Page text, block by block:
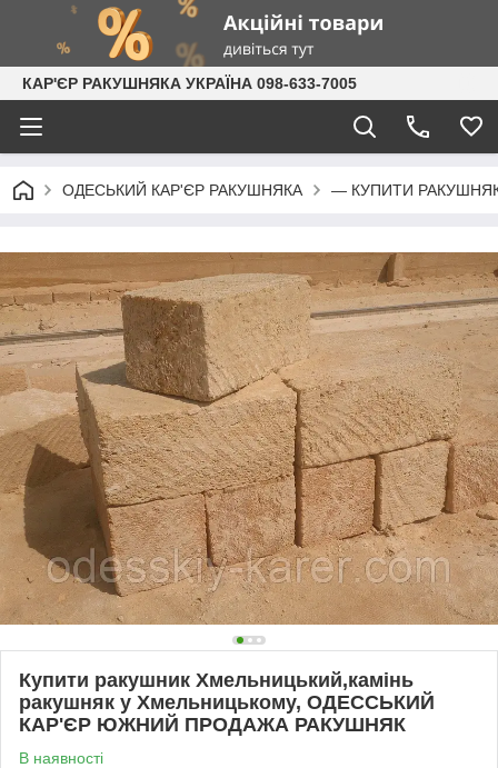
КАР'ЄР РАКУШНЯКА УКРАЇНА 098-633-7005
ОДЕСЬКИЙ КАР'ЄР РАКУШНЯКА — КУПИТИ
Купити ракушник Хмельницький,камінь
ракушняк у Хмельницькому, ОДЕССЬКИЙ
КАР'ЄР ЮЖНИЙ ПРОДАЖА РАКУШНЯК
В наявності